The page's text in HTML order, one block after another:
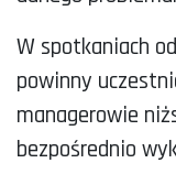
W spotkaniach
powinny
managerowie
bezpośrednio